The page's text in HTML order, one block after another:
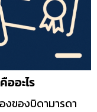
อะไร
งของบิดามารดา